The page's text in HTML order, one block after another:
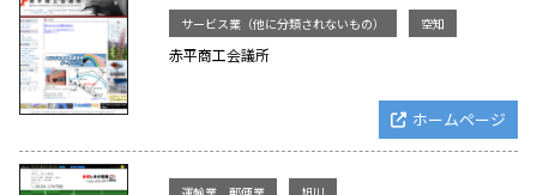
サービス業（他に分類されないもの） 空知
赤平商工会議所
ホームページ